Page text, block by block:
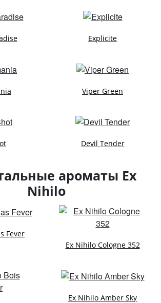
Explicite
Viper Green
Devil Tender
ароматы Ex
Nihilo
Fever
Ex Nihilo Cologne 352
Ex Nihilo Amber Sky